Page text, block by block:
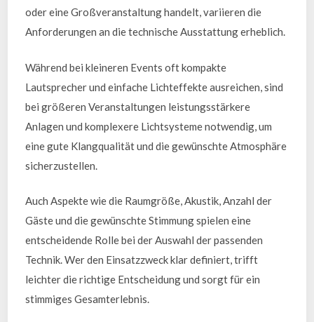
oder eine Großveranstaltung handelt, variieren die
Anforderungen an die technische Ausstattung erheblich.
Während bei kleineren Events oft kompakte
Lautsprecher und einfache Lichteffekte ausreichen, sind
bei größeren Veranstaltungen leistungsstärkere
Anlagen und komplexere Lichtsysteme notwendig, um
eine gute Klangqualität und die gewünschte Atmosphäre
sicherzustellen.
Auch Aspekte wie die Raumgröße, Akustik, Anzahl der
Gäste und die gewünschte Stimmung spielen eine
entscheidende Rolle bei der Auswahl der passenden
Technik. Wer den Einsatzzweck klar definiert, trifft
leichter die richtige Entscheidung und sorgt für ein
stimmiges Gesamterlebnis.